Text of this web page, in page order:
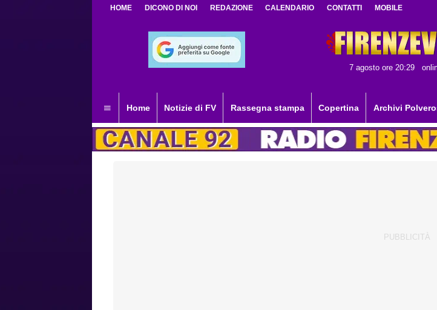
HOME DICONO DI NOI REDAZIONE CALENDARIO CONTATTI MOBILE
7 agosto ore 20:29
Home Notizie di FV Rassegna stampa Copertina Archivi